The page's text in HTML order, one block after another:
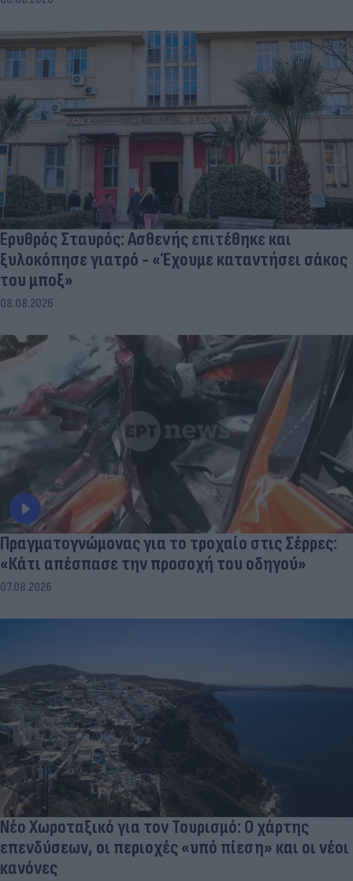
Ερυθρός Σταυρός: Ασθενής επιτέθηκε και
ξυλοκόπησε γιατρό - «Έχουμε καταντήσει σάκος
του μποξ»
08.08.2026
Πραγματογνώμονας για το τροχαίο στις Σέρρες:
«Κάτι απέσπασε την προσοχή του οδηγού»
07.08.2026
Νέο Χωροταξικό για τον Τουρισμό: Ο χάρτης
επενδύσεων, οι περιοχές «υπό πίεση» και οι νέοι
κανόνες